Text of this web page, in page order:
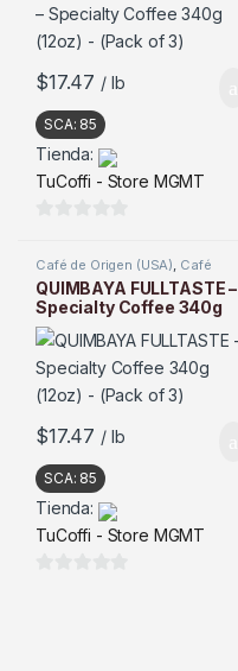
$17.47 / lb
SCA: 85
Tienda:
TuCoffi - Store MGMT
d
e
5
Café de Origen (USA) Café
QUIMBAYA FULLTASTE –
Specialty Coffee 340g
(12oz) – (Pack of 3)
$17.47 / lb
SCA: 85
Tienda:
TuCoffi - Store MGMT